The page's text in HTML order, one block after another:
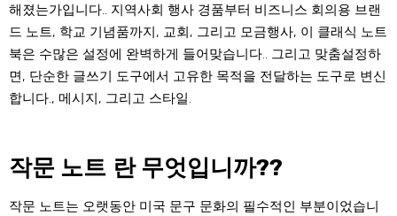
해졌는가입니다.. 지역사회 행사 경품부터 비즈니스 회의용 브랜
드 노트, 학교 기념품까지, 교회, 그리고 모금행사, 이 클래식 노트
북은 수많은 설정에 완벽하게 들어맞습니다.. 그리고 맞춤설정하
면, 단순한 글쓰기 도구에서 고유한 목적을 전달하는 도구로 변신
합니다., 메시지, 그리고 스타일.
작문 노트 란 무엇입니까??
작문 노트는 오랫동안 미국 문구 문화의 필수적인 부분이었습니